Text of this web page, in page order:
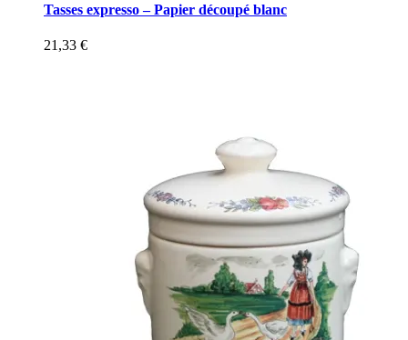
Tasses expresso – Papier découpé blanc
21,33 €